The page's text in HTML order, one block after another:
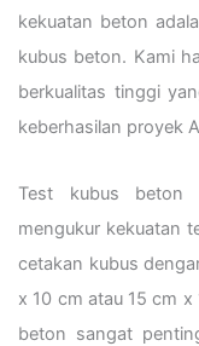
kekuatan beton
kubus beton. Kami
berkualitas tinggi
keberhasilan proyek
Test kubus beton
mengukur kekuatan
cetakan kubus
x 10 cm atau 15 cm
beton sangat